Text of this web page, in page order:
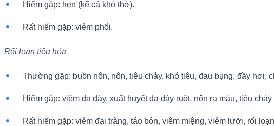
Hiếm gặp: hen (kể cả khó thở).
Rất hiếm gặp: viêm phổi.
Rối loạn tiêu hóa
Thường gặp: buồn nôn, nôn, tiêu chảy, khó tiêu, đau bụng, đầy hơi,
Hiếm gặp: viêm dạ dày, xuất huyết dạ dày ruột, nôn ra máu, tiêu
Rất hiếm gặp: viêm đại tràng, táo bón, viêm miệng, viêm lưỡi, rối